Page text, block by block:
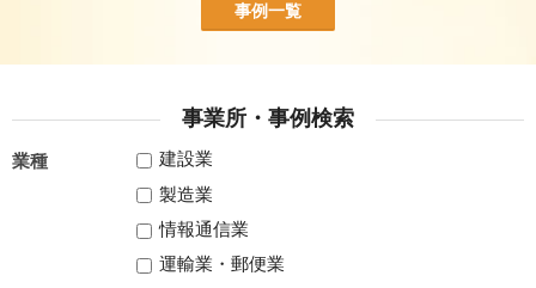
事例一覧
事業所・事例検索
業種
建設業
製造業
情報通信業
運輸業・郵便業